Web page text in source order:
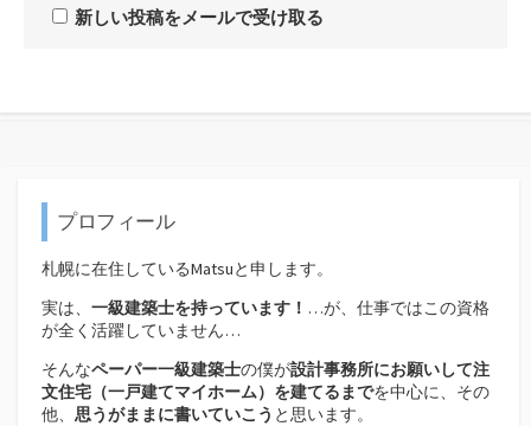
ン
新しい投稿をメールで受け取る
プロフィール
札幌に在住しているMatsuと申します。
実は、 一級建築士を持っています！ …が、仕事ではこの資格
が全く活躍していません…
そんなペーパー一級建築士の僕が設計事務所にお願いして注
文住宅（一戸建てマイホーム）を建てるまでを中心に、その
他、 思うがままに書いていこう と思います。